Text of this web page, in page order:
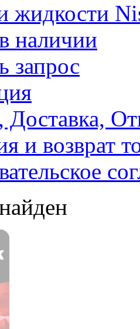
жидкости
наличии
запрос
Доставка,
и возврат